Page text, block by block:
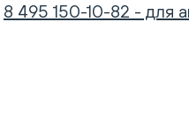
8 495 150-10-82 - для